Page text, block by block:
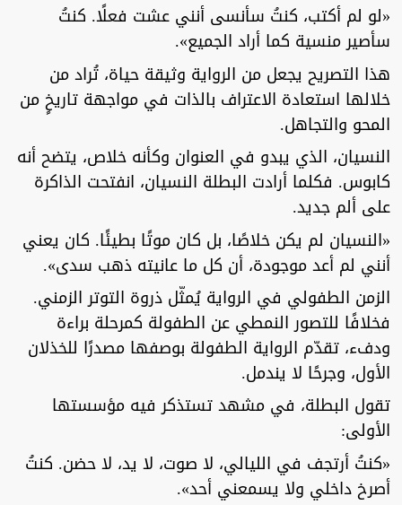
«لو لم أكتب، كنتُ سأنسى أنني عشت فعلًا. كنتُ
سأصير منسية كما أراد الجميع».
هذا التصريح يجعل من الرواية وثيقة حياة، تُراد من
خلالها استعادة الاعتراف بالذات في مواجهة تاريخٍ من
المحو والتجاهل.
النسيان، الذي يبدو في العنوان وكأنه خلاص، يتضح أنه
كابوس. فكلما أرادت البطلة النسيان، انفتحت الذاكرة
على ألم جديد.
«النسيان لم يكن خلاصًا، بل كان موتًا بطيئًا. كان يعني
أنني لم أعد موجودة، أن كل ما عانيته ذهب سدى».
الزمن الطفولي في الرواية يُمثّل ذروة التوتر الزمني.
فخلافًا للتصور النمطي عن الطفولة كمرحلة براءة
ودفء، تقدّم الرواية الطفولة بوصفها مصدرًا للخذلان
الأول، وجرحًا لا يندمل.
تقول البطلة، في مشهد تستذكر فيه مؤسستها
الأولى:
«كنتُ أرتجف في الليالي، لا صوت، لا يد، لا حضن. كنتُ
أصرخ داخلي ولا يسمعني أحد».